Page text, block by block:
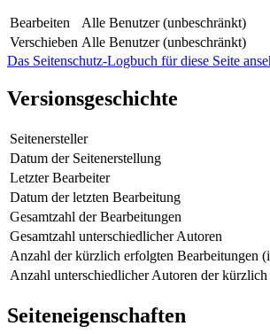
Bearbeiten
Alle Benutzer (unbeschränkt)
Verschieben Alle Benutzer (unbeschränkt)
Das Seitenschutz-Logbuch für diese Seite
Versionsgeschichte
Seitenersteller
Datum der Seitenerstellung
Letzter Bearbeiter
Datum der letzten Bearbeitung
Gesamtzahl der Bearbeitungen
Gesamtzahl unterschiedlicher Autoren
Anzahl der kürzlich erfolgten Bearbeitungen
Anzahl unterschiedlicher Autoren der
Seiteneigenschaften